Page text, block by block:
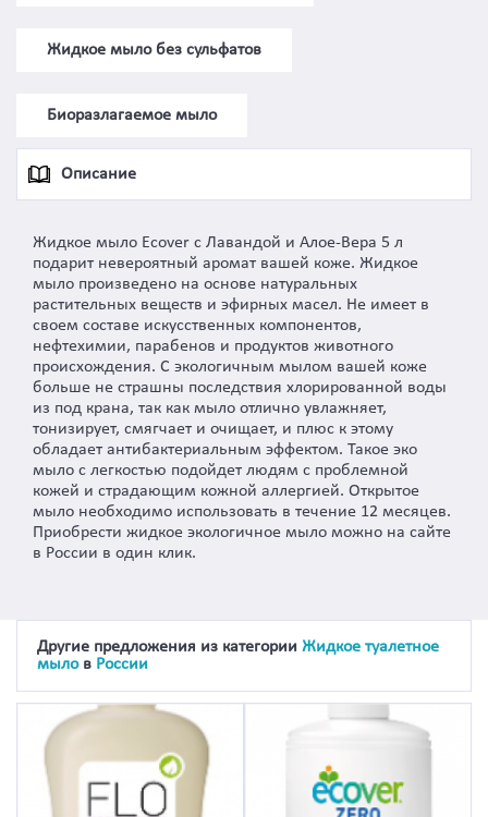
Жидкое мыло без сульфатов
Биоразлагаемое мыло
Описание
Жидкое мыло Ecover с Лавандой и Алое-Вера 5 л
подарит невероятный аромат вашей коже. Жидкое
мыло произведено на основе натуральных
растительных веществ и эфирных масел. Не имеет в
своем составе искусственных компонентов,
нефтехимии, парабенов и продуктов животного
происхождения. С экологичным мылом вашей коже
больше не страшны последствия хлорированной воды
из под крана, так как мыло отлично увлажняет,
тонизирует, смягчает и очищает, и плюс к этому
обладает антибактериальным эффектом. Такое эко
мыло с легкостью подойдет людям с проблемной
кожей и страдающим кожной аллергией. Открытое
мыло необходимо использовать в течение 12 месяцев.
Приобрести жидкое экологичное мыло можно на сайте
в России в один клик.
Другие предложения из категории Жидкое туалетное
мылов России